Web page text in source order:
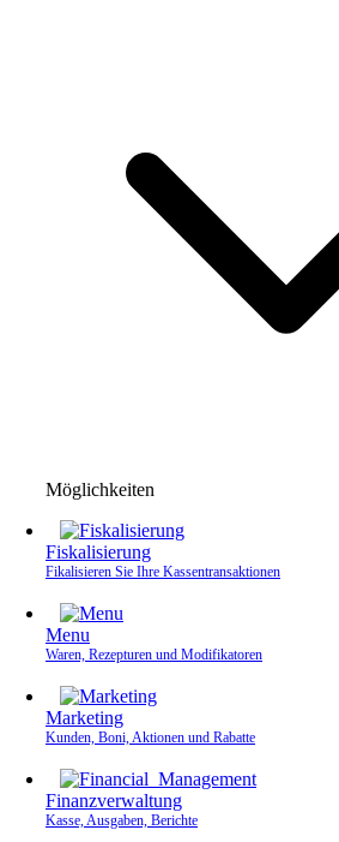
Möglichkeiten
Fiskalisierung
Fikalisieren Sie Ihre Kassen­transaktionen
Menu
Waren, Rezepturen und Modifikatoren
Marketing
Kunden, Boni, Aktionen und Rabatte
Finanzverwaltung
Kasse, Ausgaben, Berichte